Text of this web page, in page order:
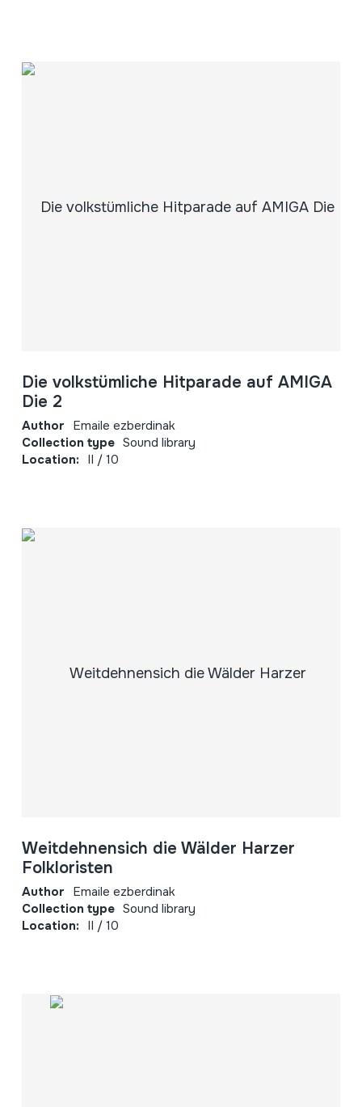
Die volkstümliche Hitparade auf AMIGA
Die 2
Author Emaile ezberdinak
Collection type Sound library
Location: II / 10
Weitdehnensich die Wälder Harzer
Folkloristen
Author Emaile ezberdinak
Collection type Sound library
Location: II / 10